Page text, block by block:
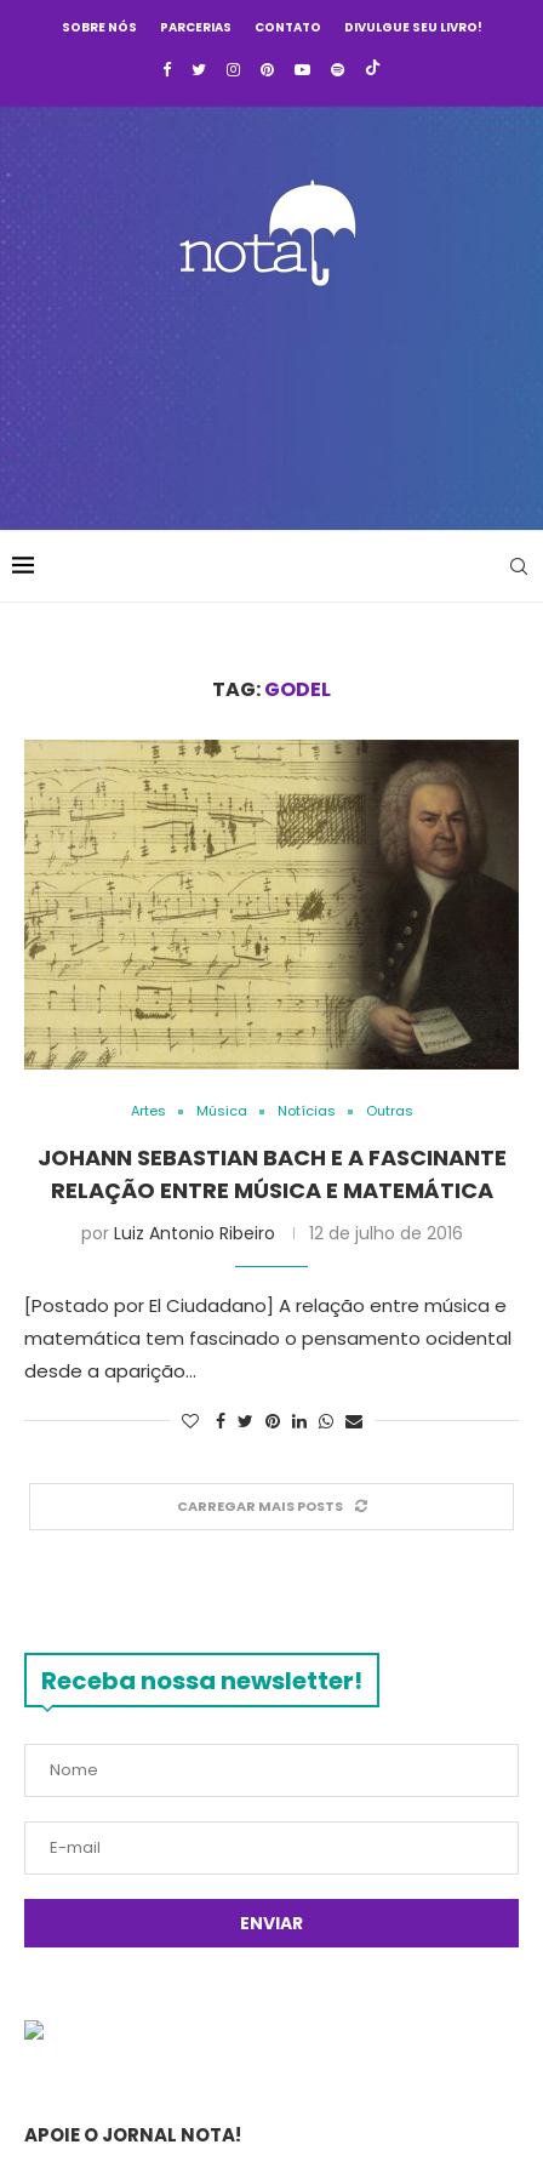
SOBRE NÓS PARCERIAS CONTATO DIVULGUE SEU LIVRO!
TAG:GODEL
Artes Música Notícias Outras
JOHANN SEBASTIAN BACH E A FASCINANTE
RELAÇÃO ENTRE MÚSICA E MATEMÁTICA
por Luiz Antonio Ribeiro 12 de julho de 2016
[Postado por El Ciudadano] A relação entre música e
matemática tem fascinado o pensamento ocidental
desde a aparição…
CARREGAR MAIS POSTS
Receba nossa newsletter!
APOIE O JORNAL NOTA!